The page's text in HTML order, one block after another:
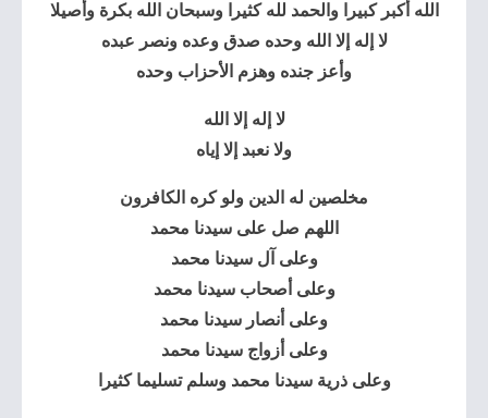
الله أكبر كبيرا والحمد لله كثيرا وسبحان الله بكرة وأصيلا
لا إله إلا الله وحده صدق وعده ونصر عبده
وأعز جنده وهزم الأحزاب وحده
لا إله إلا الله
ولا نعبد إلا إياه
مخلصين له الدين ولو كره الكافرون
اللهم صل على سيدنا محمد
وعلى آل سيدنا محمد
وعلى أصحاب سيدنا محمد
وعلى أنصار سيدنا محمد
وعلى أزواج سيدنا محمد
وعلى ذرية سيدنا محمد وسلم تسليما كثيرا